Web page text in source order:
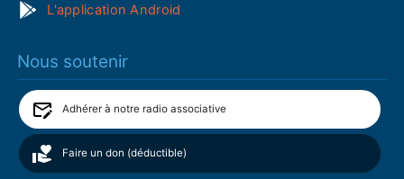
L'application Android
Nous soutenir
Adhérer à notre radio associative
Faire un don (déductible)